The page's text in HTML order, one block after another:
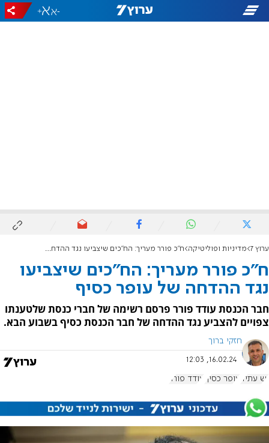
-
+
ערוץ 7 מדיניות ופוליטיקה ח"כ פורר מעריך: הח"כים שיצביעו נגד ההדחה של עופר כסיף
ח"כ פורר מעריך: הח"כים שיצביעו
נגד ההדחה של עופר כסיף
חבר הכנסת עודד פורר פרסם רשימה של חברי כנסת שלטענתו
צפויים להצביע נגד ההדחה של חבר הכנסת כסיף בשבוע הבא.
חזקי ברוך
16.02.24, 12:03
יש עתיד עופר כסיף עודד פורר